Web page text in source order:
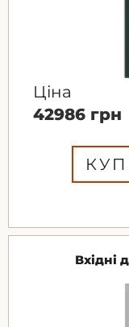
Ціна
42986 грн
Вхідні